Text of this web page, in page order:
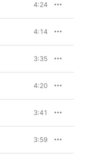
4:24
4:14
3:35
4:20
3:41
3:59